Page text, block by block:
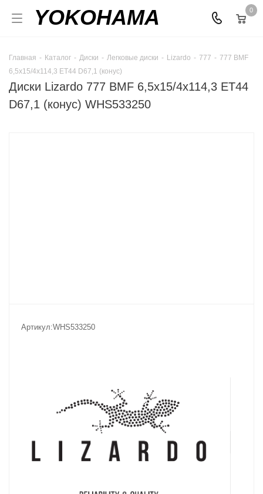
YOKOHAMA 0
Главная - Каталог - Диски - Легковые диски - Lizardo - 777 - 777 BMF
6,5x15/4x114,3 ET44 D67,1 (конус)
Диски Lizardo 777 BMF 6,5x15/4x114,3 ET44
D67,1 (конус) WHS533250
Артикул:WHS533250